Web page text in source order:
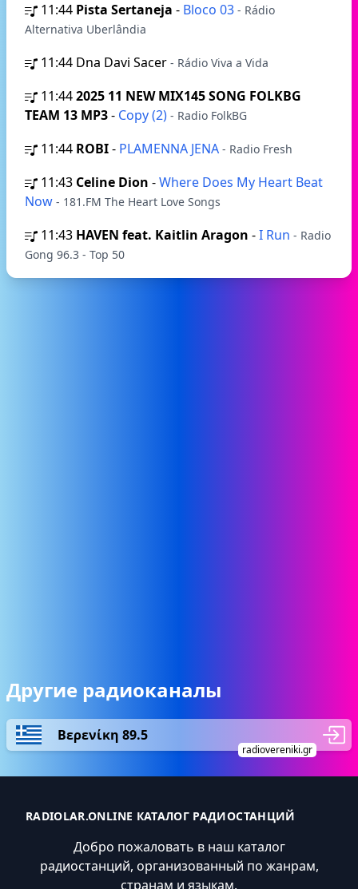
11:44 Pista Sertaneja - Bloco 03 - Rádio
Alternativa Uberlândia
11:44 Dna Davi Sacer - Rádio Viva a Vida
11:442025 11 NEW MIX145 SONG FOLKBG
TEAM 13 MP3- Copy (2) - Radio FolkBG
11:44 ROBI- PLAMENNA JENA - Radio Fresh
11:43 Celine Dion -Where Does My Heart Beat
Now - 181.FM The Heart Love Songs
11:43 HAVEN feat. Kaitlin Aragon -I Run - Radio
Gong 96.3 - Top 50
Другие радиоканалы
Βερενίκη 89.5
radiovereniki.gr
RADIOLAR.ONLINE КАТАЛОГ РАДИОСТАНЦИЙ
Добро пожаловать в наш каталог
радиостанций, организованный по жанрам,
странам и языкам.